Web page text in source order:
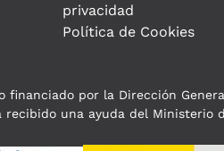
privacidad
Política de Cookies
financiado por la Dirección
recibido una ayuda del Ministerio